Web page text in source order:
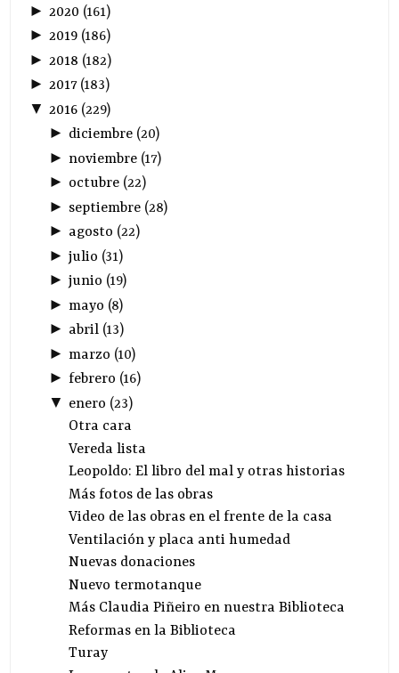
► 2020 (161)
►2019 (186)
► 2018 (182)
►2017(183)
▼ 2016 (229)
► diciembre(20)
► noviembre(17)
► octubre(22)
► septiembre(28)
► agosto (22)
► julio (31)
► junio (19)
► mayo (8)
► abril(13)
► marzo (10)
► febrero (16)
▼ enero (23)
Otra cara
Vereda lista
Leopoldo: El libro del mal y otras historias
Más fotos de las obras
Video de las obras en el frente de la casa
Ventilación y placa anti humedad
Nuevas donaciones
Nuevo termotanque
Más Claudia Piñeiro en nuestra Biblioteca
Reformas en la Biblioteca
Turay